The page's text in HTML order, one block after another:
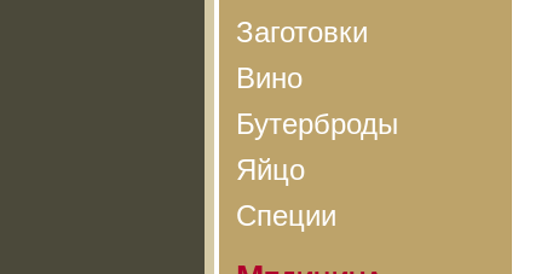
Заготовки
Вино
Бутерброды
Яйцо
Специи